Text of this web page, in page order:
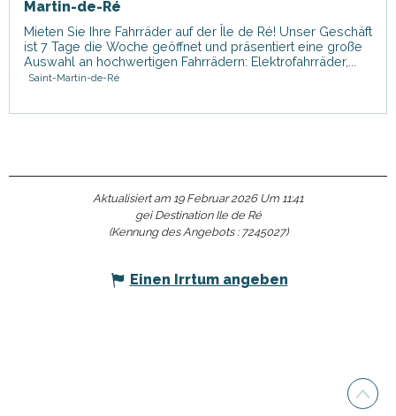
Martin-de-Ré
Mieten Sie Ihre Fahrräder auf der Île de Ré! Unser Geschäft
ist 7 Tage die Woche geöffnet und präsentiert eine große
Auswahl an hochwertigen Fahrrädern: Elektrofahrräder,...
Saint-Martin-de-Ré
Aktualisiert am 19 Februar 2026 Um 11:41
gei Destination Ile de Ré
(Kennung des Angebots : 7245027)
Einen Irrtum angeben